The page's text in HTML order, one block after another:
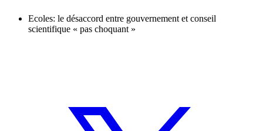
Ecoles: le désaccord entre gouvernement et conseil
scientifique « pas choquant »